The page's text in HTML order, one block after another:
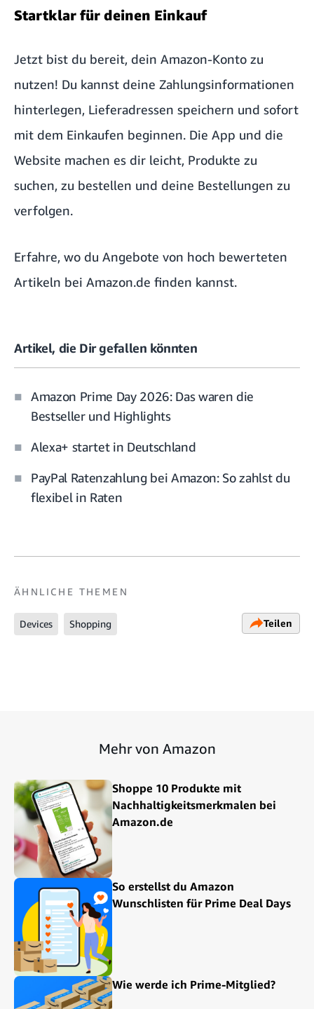
Startklar für deinen Einkauf
Jetzt bist du bereit, dein Amazon-Konto zu
nutzen! Du kannst deine Zahlungsinformationen
hinterlegen, Lieferadressen speichern und sofort
mit dem Einkaufen beginnen. Die App und die
Website machen es dir leicht, Produkte zu
suchen, zu bestellen und deine Bestellungen zu
verfolgen.
Erfahre, wo du Angebote von hoch bewerteten
Artikeln bei Amazon.de finden kannst.
Artikel, die Dir gefallen könnten
Amazon Prime Day 2026: Das waren die
Bestseller und Highlights
Alexa+ startet in Deutschland
PayPal Ratenzahlung bei Amazon: So zahlst du
flexibel in Raten
ÄHNLICHE THEMEN
Devices Shopping Teilen
Mehr von Amazon
Shoppe 10 Produkte mit
Nachhaltigkeitsmerkmalen bei
Amazon.de
So erstellst du Amazon
Wunschlisten für Prime Deal Days
Wie werde ich Prime-Mitglied?